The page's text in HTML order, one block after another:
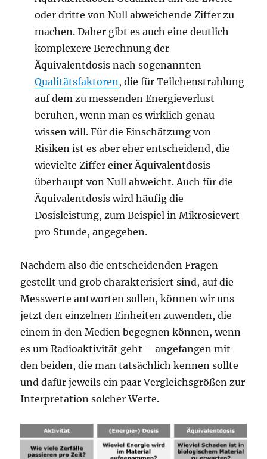
oder dritte von Null abweichende Ziffer zu
machen. Daher gibt es auch eine deutlich
komplexere Berechnung der
Äquivalentdosis nach sogenannten
Qualitätsfaktoren , die für Teilchenstrahlung
auf dem zu messenden Energieverlust
beruhen, wenn man es wirklich genau
wissen will. Für die Einschätzung von
Risiken ist es aber eher entscheidend, die
wievielte Ziffer einer Äquivalentdosis
überhaupt von Null abweicht. Auch für die
Äquivalentdosis wird häufig die
Dosisleistung, zum Beispiel in Mikrosievert
pro Stunde, angegeben.
Nachdem also die entscheidenden Fragen
gestellt und grob charakterisiert sind, auf die
Messwerte antworten sollen, können wir uns
jetzt den einzelnen Einheiten zuwenden, die
einem in den Medien begegnen können, wenn
es um Radioaktivität geht – angefangen mit
den beiden, die man tatsächlich kennen sollte
und dafür jeweils ein paar Vergleichsgrößen zur
Interpretation solcher Werte.